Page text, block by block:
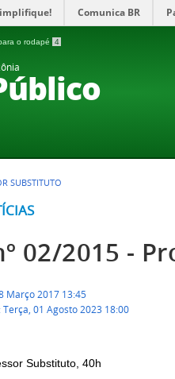
Comunica BR
o rodapé 4
SUBSTITUTO
02/2015 -
Março 2017 13:45
01 Agosto 2023 18:00
Substituto, 40h